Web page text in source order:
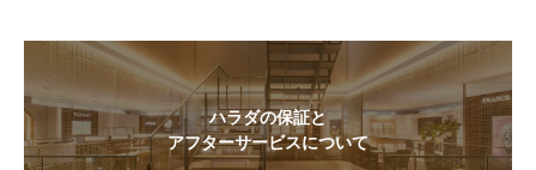
ハラダの保証と
アフターサービスについて